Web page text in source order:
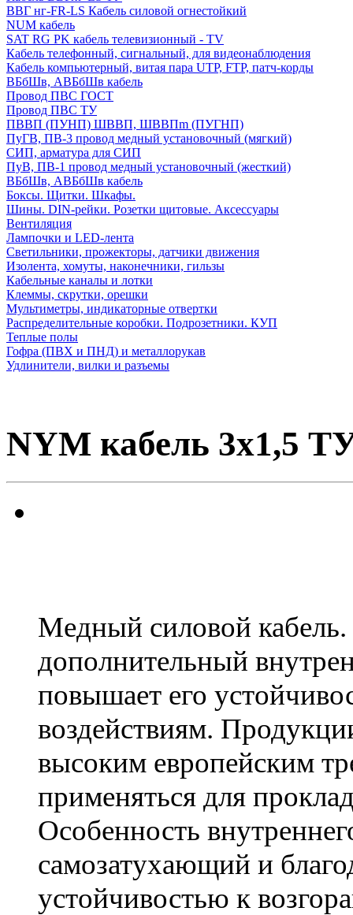
ВВГ нг-FR-LS Кабель силовой огнестойкий
NUM кабель
SAT RG PK кабель телевизионный - TV
Кабель телефонный, сигнальный, для видеонаблюдения
Кабель компьютерный, витая пара UTP, FTP, патч-корды
ВБбШв, АВБбШв кабель
Провод ПВС ГОСТ
Провод ПВС ТУ
ПВВП (ПУНП) ШВВП, ШВВПm (ПУГНП)
ПуГВ, ПВ-3 провод медный установочный (мягкий)
СИП, арматура для СИП
ПуВ, ПВ-1 провод медный установочный (жесткий)
ВБбШв, АВБбШв кабель
Боксы. Щитки. Шкафы.
Шины. DIN-рейки. Розетки щитовые. Аксессуары
Вентиляция
Лампочки и LED-лента
Светильники, прожекторы, датчики движения
Изолента, хомуты, наконечники, гильзы
Кабельные каналы и лотки
Клеммы, скрутки, орешки
Мультиметры, индикаторные отвертки
Распределительные коробки. Подрозетники. КУП
Теплые полы
Гофра (ПВХ и ПНД) и металлорукав
Удлинители, вилки и разъемы
NYM кабель 3х1,5
Медный силовой кабель.
дополнительный
повышает его
воздействиям.
высоким европейским
применяться для
Особенность
самозатухающий и
устойчивостью к